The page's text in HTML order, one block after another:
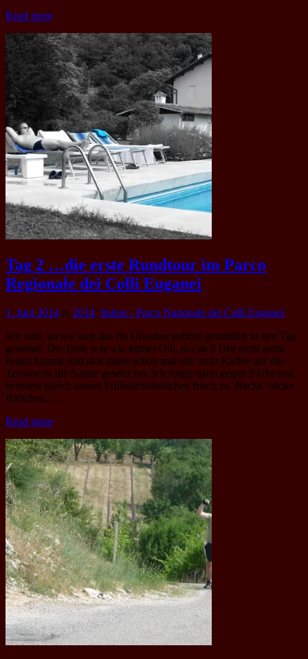
Read more
Tag 2 …die erste Rundtour im Parco
Regionale dei Colli Euganei
1. Juni 2014 in 2014, Italien - Parco Nationale dei Colli Euganei
Wir sind, so wie sich das für Urlauber gehört, gemütlich in den Tag
gestartet. Der Erste war wie immer Olli, der ab 8 Uhr nicht mehr
liegen konnte und sich daher schon mal mit ‘nem Kaffee auf die
Terrasse in die Sonne gesetzt hat. Ich folgte dann gegen 9 Uhr und
bereitete gleich unsere Frühstücksbrötchen frisch zu. Backe, backe
Brötchen……
Read more